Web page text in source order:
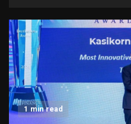
1 min read